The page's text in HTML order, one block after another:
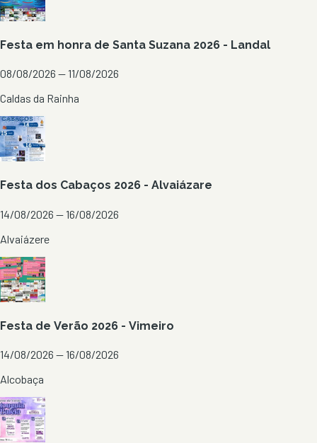
Festa em honra de Santa Suzana 2026 - Landal
08/08/2026 — 11/08/2026
Caldas da Rainha
Festa dos Cabaços 2026 - Alvaiázare
14/08/2026 — 16/08/2026
Alvaiázere
Festa de Verão 2026 - Vimeiro
14/08/2026 — 16/08/2026
Alcobaça